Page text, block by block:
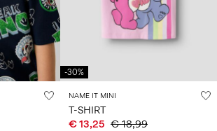
-30%
NAME IT MINI
T-SHIRT
€ 13,25 € 18,99